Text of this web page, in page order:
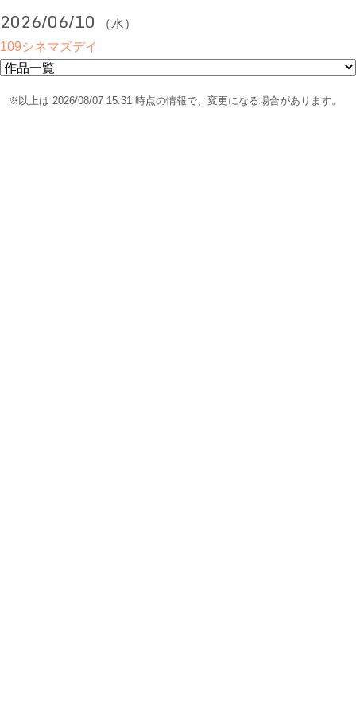
2026/06/10
（水）
109シネマズデイ
※以上は 2026/08/07 15:31 時点の情報で、変更になる場合があります。